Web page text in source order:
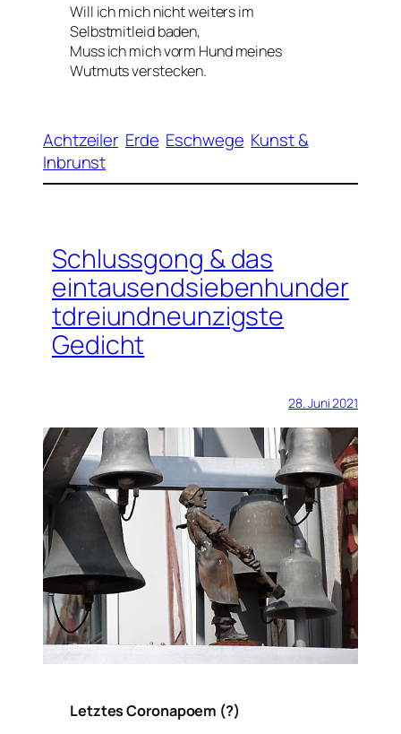
Will ich mich nicht weiters im
Selbstmitleid baden,
Muss ich mich vorm Hund meines
Wutmuts verstecken.
Achtzeiler Erde Eschwege Kunst &
Inbrunst
Schlussgong & das
eintausendsiebenhunder
tdreiundneunzigste
Gedicht
28. Juni 2021
Letztes Coronapoem (?)